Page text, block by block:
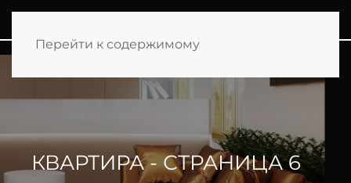
Перейти к содержимому
КВАРТИРА - СТРАНИЦА 6